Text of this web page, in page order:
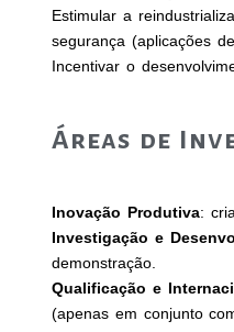
Estimular a
segurança (aplicações
Incentivar o
Áreas de
Inovação Produtiva:
Investigação e
demonstração.
Qualificação e
(apenas em conjunto